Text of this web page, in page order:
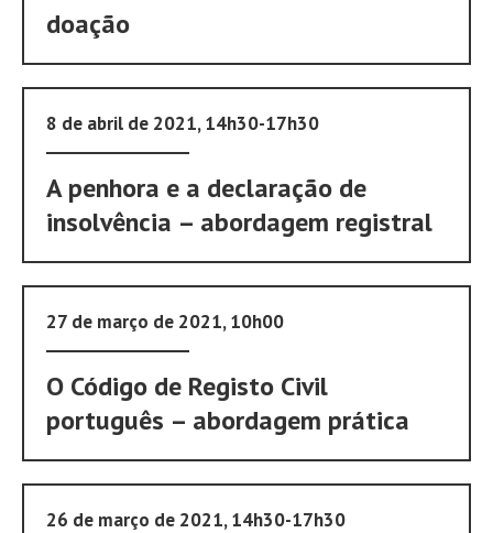
doação
8 de abril de 2021, 14h30-17h30
A penhora e a declaração de
insolvência – abordagem registral
27 de março de 2021, 10h00
O Código de Registo Civil
português – abordagem prática
26 de março de 2021, 14h30-17h30